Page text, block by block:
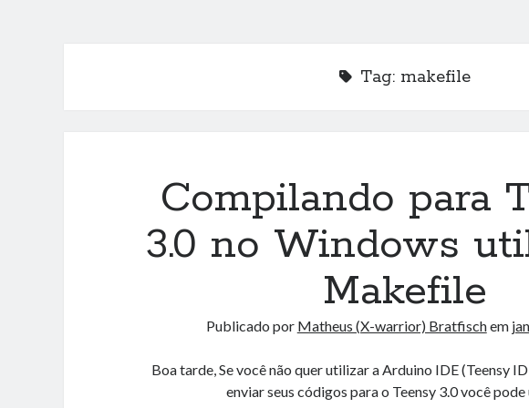
Tag: makefile
Compilando para
3.0 no Windows
Makefile
Publicado por Matheus (X-warrior) Bratfischem
Boa tarde, Se você não quer utilizar a Arduino IDE (Teensy
enviar seus códigos para o Teensy 3.0 você